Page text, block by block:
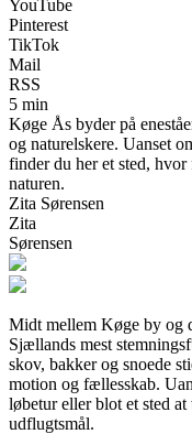
YouTube
Pinterest
TikTok
Mail
RSS
5 min
Køge Ås byder på
og naturelskere. Uanset
finder du her et sted,
naturen.
Zita Sørensen
Zita
Sørensen
Midt mellem Køge by og
Sjællands mest
skov, bakker og snoede
motion og fællesskab.
løbetur eller blot et sted
udflugtsmål.